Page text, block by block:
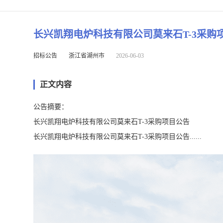
长兴凯翔电炉科技有限公司莫来石T-3采购
招标公告 浙江省湖州市 2026-06-03
正文内容
公告摘要：
长兴凯翔电炉科技有限公司莫来石T-3采购项目公告
长兴凯翔电炉科技有限公司莫来石T-3采购项目公告......